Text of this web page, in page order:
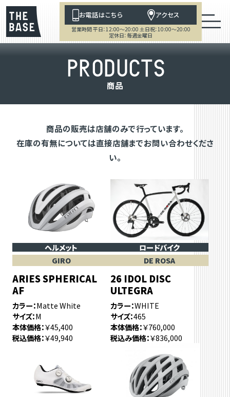
お電話はこちら アクセス
営業時間 平日：12:00～20:00 土日祝：10:00～20:00
定休日：毎週金曜日
PRODUCTS
商品
商品の販売は店舗のみで行っています。
在庫の有無については直接店舗までお問い合わせくださ
い。
ヘルメット
GIRO
ARIES SPHERICAL
AF
カラー Matte White
サイズ M
本体価格 ￥45,400
税込価格 ￥49,940
ロードバイク
DE ROSA
26 IDOL DISC
ULTEGRA
カラー WHITE
サイズ 465
本体価格 ￥760,000
税込み価格 ￥836,000